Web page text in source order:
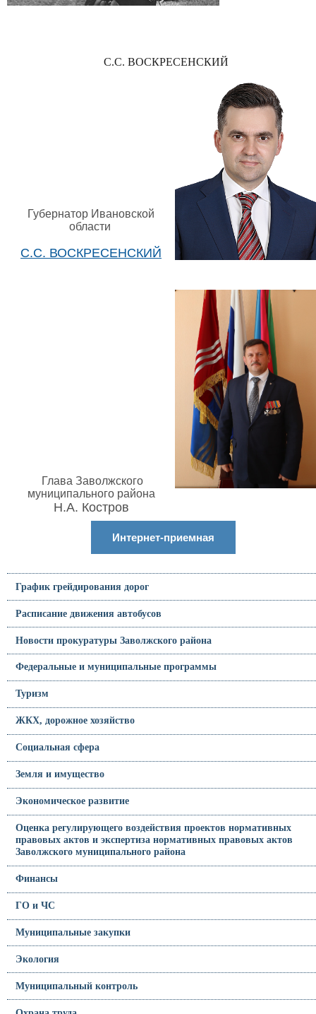
С.С. ВОСКРЕСЕНСКИЙ
Губернатор Ивановской
области
С.С. ВОСКРЕСЕНСКИЙ
Глава Заволжского
муниципального района
Н.А. Костров
Интернет-приемная
График грейдирования дорог
Расписание движения автобусов
Новости прокуратуры Заволжского района
Федеральные и муниципальные программы
Туризм
ЖКХ, дорожное хозяйство
Социальная сфера
Земля и имущество
Экономическое развитие
Оценка регулирующего воздействия проектов нормативных
правовых актов и экспертиза нормативных правовых актов
Заволжского муниципального района
Финансы
ГО и ЧС
Муниципальные закупки
Экология
Муниципальный контроль